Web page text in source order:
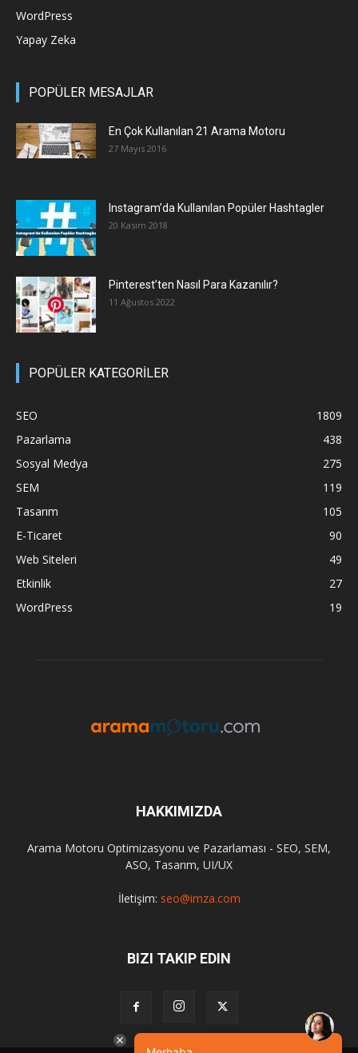
WordPress
Yapay Zeka
POPÜLER MESAJLAR
En Çok Kullanılan 21 Arama Motoru
27 Mayıs 2016
Instagram’da Kullanılan Popüler Hashtagler
20 Kasım 2018
Pinterest’ten Nasıl Para Kazanılır?
11 Ağustos 2022
POPÜLER KATEGORİLER
SEO
1809
Pazarlama
438
Sosyal Medya
275
SEM
119
Tasarım
105
E-Ticaret
90
Web Siteleri
49
Etkinlik
27
WordPress
19
HAKKIMIZDA
Arama Motoru Optimizasyonu ve Pazarlaması - SEO, SEM,
ASO, Tasarım, UI/UX
İletişim: seo@imza.com
BIZI TAKIP EDIN